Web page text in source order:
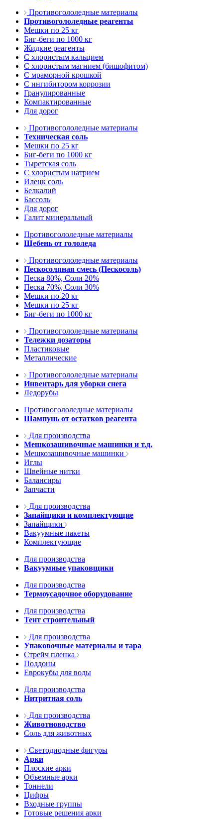
Противогололедные материалы
Противогололедные реагенты
Мешки по 25 кг
Биг-беги по 1000 кг
Жидкие реагенты
С хлористым кальцием
С хлористым магнием (бишофитом)
С мраморной крошкой
С ингибитором коррозии
Гранулированные
Компактированные
Для дорог
Противогололедные материалы
Техническая соль
Мешки по 25 кг
Биг-беги по 1000 кг
Тыретская соль
С хлористым натрием
Илецк соль
Белкалий
Бассоль
Для дорог
Галит минеральный
Противогололедные материалы
Щебень от гололеда
Противогололедные материалы
Пескосоляная смесь (Пескосоль)
Песка 80%, Соли 20%
Песка 70%, Соли 30%
Мешки по 20 кг
Мешки по 25 кг
Биг-беги по 1000 кг
Противогололедные материалы
Тележки дозаторы
Пластиковые
Металлические
Противогололедные материалы
Инвентарь для уборки снега
Ледорубы
Противогололедные материалы
Шампунь от остатков реагента
Для производства
Мешкозашивочные машинки и т.д.
Мешкозашивочные машинки
Иглы
Швейные нитки
Балансиры
Запчасти
Для производства
Запайщики и комплектующие
Запайщики
Вакуумные пакеты
Комплектующие
Для производства
Вакуумные упаковщики
Для производства
Термоусадочное оборудование
Для производства
Тент строительный
Для производства
Упаковочные материалы и тара
Стрейч пленка
Поддоны
Еврокубы для воды
Для производства
Нитритная соль
Для производства
Животноводство
Соль для животных
Светодиодные фигуры
Арки
Плоские арки
Объемные арки
Тоннели
Цифры
Входные группы
Готовые решения арки